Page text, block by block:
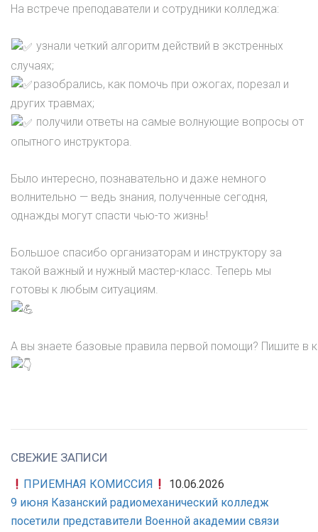
На встрече преподаватели и сотрудники колледжа:
узнали четкий алгоритм действий в экстренных
случаях;
разобрались, как помочь при ожогах, порезал и
других травмах;
получили ответы на самые волнующие вопросы от
опытного инструктора.
Было интересно, познавательно и даже немного
волнительно — ведь знания, полученные сегодня,
однажды могут спасти чью-то жизнь!
Большое спасибо организаторам и инструктору за
такой важный и нужный мастер-класс. Теперь мы
готовы к любым ситуациям.
А вы знаете базовые правила первой помощи? Пишите в
СВЕЖИЕ ЗАПИСИ
ПРИЕМНАЯ КОМИССИЯ
10.06.2026
9 июня Казанский радиомеханический колледж
посетили представители Военной академии связи